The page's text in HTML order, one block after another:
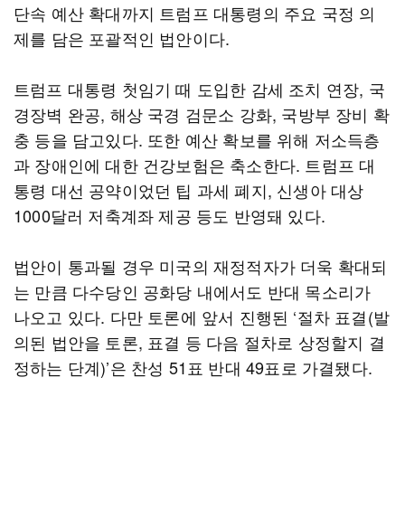
단속 예산 확대까지 트럼프 대통령의 주요 국정 의
제를 담은 포괄적인 법안이다.
트럼프 대통령 첫임기 때 도입한 감세 조치 연장, 국
경장벽 완공, 해상 국경 검문소 강화, 국방부 장비 확
충 등을 담고있다. 또한 예산 확보를 위해 저소득층
과 장애인에 대한 건강보험은 축소한다. 트럼프 대
통령 대선 공약이었던 팁 과세 폐지, 신생아 대상
1000달러 저축계좌 제공 등도 반영돼 있다.
법안이 통과될 경우 미국의 재정적자가 더욱 확대되
는 만큼 다수당인 공화당 내에서도 반대 목소리가
나오고 있다. 다만 토론에 앞서 진행된 ‘절차 표결(발
의된 법안을 토론, 표결 등 다음 절차로 상정할지 결
정하는 단계)’은 찬성 51표 반대 49표로 가결됐다.